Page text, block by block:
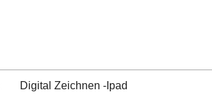
Digital Zeichnen -Ipad